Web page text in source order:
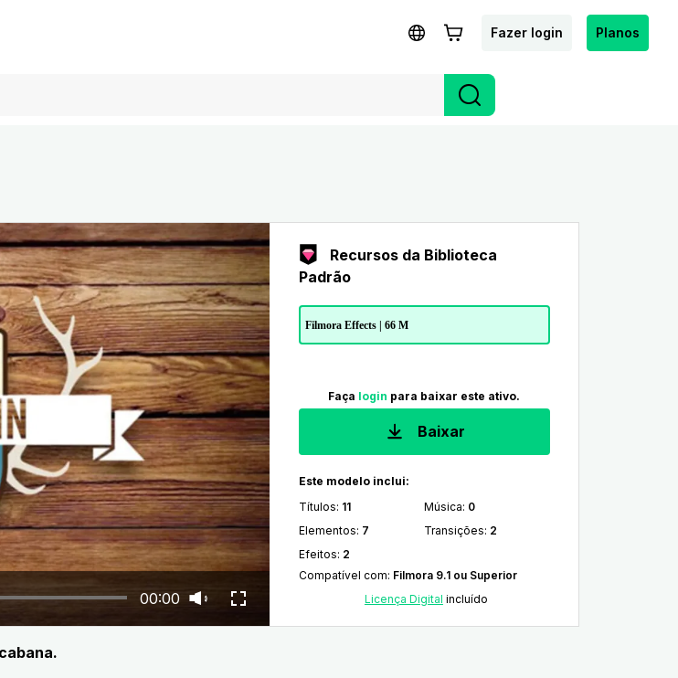
Fazer login Planos
00:00
Recursos da Biblioteca
Padrão
Filmora Effects | 66 M
Faça login para baixar este ativo.
Baixar
Este modelo inclui:
Títulos: 11 Música: 0
Elementos: 7 Transições: 2
Efeitos: 2
Compatível com: Filmora 9.1 ou Superior
Licença Digital incluído